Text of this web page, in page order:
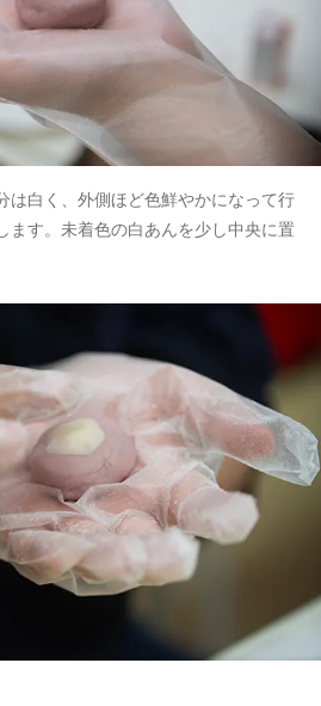
は白く、外側ほど色鮮やかになって行
ます。未着色の白あんを少し中央に置